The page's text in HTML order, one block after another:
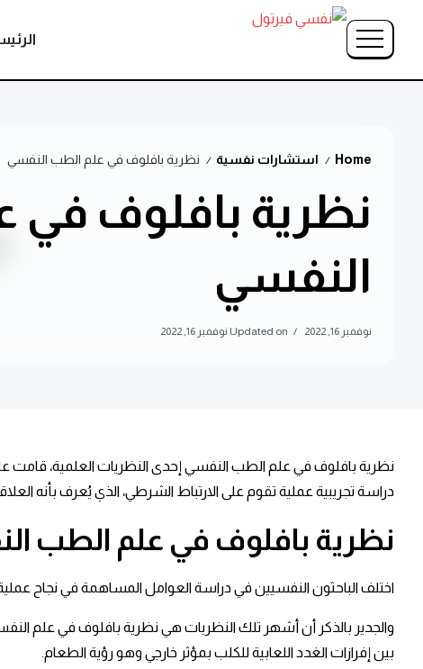
Home
/ استشارات نفسية / نظرية بافلوف في علم الطب النفسي
نظرية بافلوف في
النفسي
نوفمبر 16, 2022 Updated on نوفمبر 16, 2022
نظرية بافلوف في علم الطب النفسي إحدى النظريات العلمية، قامت
دراسة تجريبية عملية تقوم على الارتباط الشرطي، الذي يُعرف بأنه
نظرية بافلوف في علم الطب
اختلف الباحثون النفسيين في دراسة العوامل المساهمة في نجاح عملية
بين إفرازات الغدد اللعابية للكلب بمؤثر خارجي وهو رؤية الطعام.